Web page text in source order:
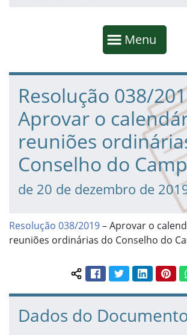
Mostrar
Menu
Fim da navegação
Início do conteúdo
Resolução 038/
Aprovar o
reuniões
Conselho do
de 20 de dezembro de
Resolução 038/2019– Aprovar o
reuniões ordinárias do Conselho do
Compartilhar conteúdo:
FacebookTwitterLinkedIn
Dados do